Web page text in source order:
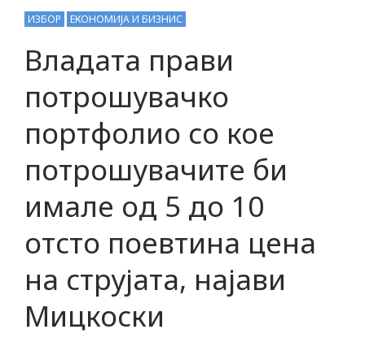
ИЗБОР ЕКОНОМИЈА И БИЗНИС
Владата прави
потрошувачко
портфолио со кое
потрошувачите би
имале од 5 до 10
отсто поевтина цена
на струјата, најави
Мицкоски